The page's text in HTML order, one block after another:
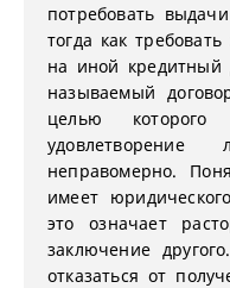
потребовать
тогда как
на иной кредитный
называемый
целью которого
неправомерно.
имеет
это означает
заключение
отказаться от